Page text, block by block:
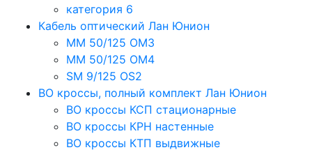
категория 6
Кабель оптический Лан Юнион
MM 50/125 OM3
MM 50/125 OM4
SM 9/125 OS2
ВО кроссы, полный комплект Лан Юнион
ВО кроссы КСП стационарные
ВО кроссы КРН настенные
ВО кроссы КТП выдвижные